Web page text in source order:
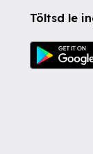
Töltsd le